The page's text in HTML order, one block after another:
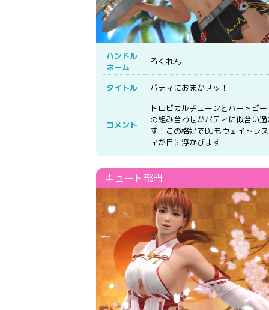
ハンドル
ネーム
ろくれん
タイトル パティにおまかせッ！
コメント
トロピカルチューンとハートビ
の組み合わせがパティに似合い
す！この格好でDJもウェイトレ
ィが目に浮かびます